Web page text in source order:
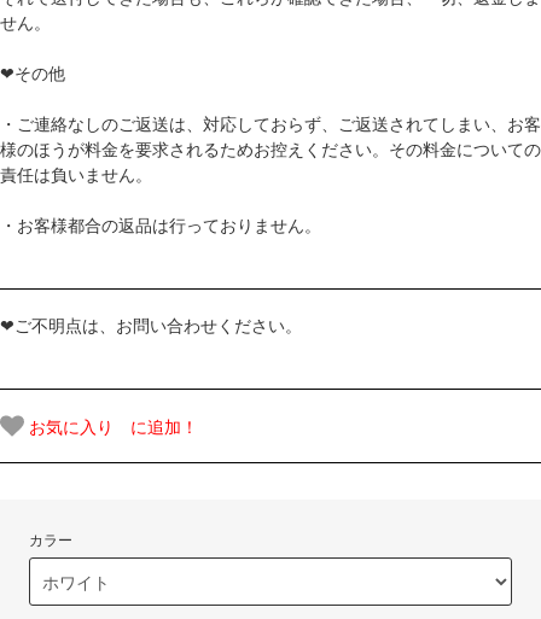
せん。
❤その他
・ご連絡なしのご返送は、対応しておらず、ご返送されてしまい、お客
様のほうが料金を要求されるためお控えください。その料金についての
責任は負いません。
・お客様都合の返品は行っておりません。
❤ご不明点は、お問い合わせください。
お気に入り に追加！
カラー